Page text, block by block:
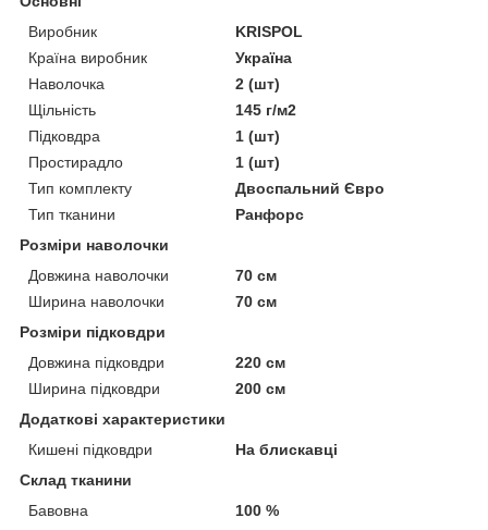
Виробник
KRISPOL
Країна виробник
Україна
Наволочка
2 (шт)
Щільність
145 г/м2
Підковдра
1 (шт)
Простирадло
1 (шт)
Тип комплекту
Двоспальний Євро
Тип тканини
Ранфорс
Розміри наволочки
Довжина наволочки
70 см
Ширина наволочки
70 см
Розміри підковдри
Довжина підковдри
220 см
Ширина підковдри
200 см
Додаткові характеристики
Кишені підковдри
На блискавці
Склад тканини
Бавовна
100 %